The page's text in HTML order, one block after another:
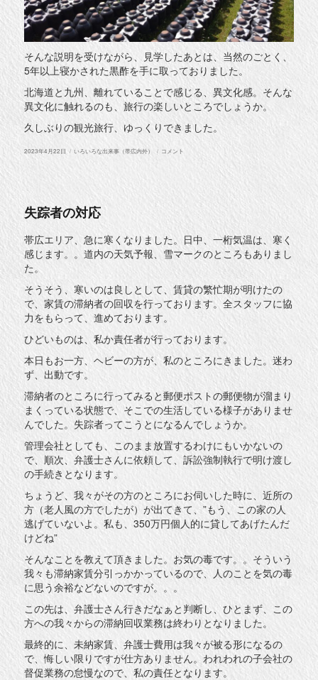
そんな説明を受けながら、見学したあとは、当然のごとく、
5年以上寝かされた黒酢を手に取っておりました。
北海道と九州、離れていることで感じる、異文化感。そんな
異文化に触れるのも、旅行の楽しいところでしょうか。
久しぶりの観光旅行、ゆっくりできました。
投
2023年4月22日
カ
いろいろな出来事（帯広内外）
熊
コメント
失踪者の対応
帯広エリア、急に寒くなりました。日中、一桁気温は、寒く
感じます。。道内の天気予報、雪マークのところもありまし
た。
そうそう、寒いのは良しとして、賃貸の繁忙期が明けたの
で、家賃の滞納者の回収を行っております。全スタッフに協
力をもらって、進めております。
ひどいものは、私か責任者が行っております。
本日もお一方、ヘビーの方が、私のところにきました。迷わ
ず、出動です。
滞納者のところに行ってみると郵便ポストの郵便物が溜まり
まくっている状態で、そこでの生活している様子がありませ
んでした。失踪者ってこうとになるんでしょうか。
管理会社としても、このまま放置するわけにもいかないの
で、順次、弁護士さんに依頼して、訴訟強制執行で明け渡し
の手続きとなります。
ちょうど、我々がその方のところにお伺いした時に、近所の
方（老人風の方でしたが）が出てきて、”もう、この家の人
逃げていないよ。私も、350万円個人的に貸してあげたんだ
けどね”
そんなことを教えて頂きました。お気の毒です。。そういう
我々も滞納家賃分引っかかっているので、人のことを気の毒
に思う余裕などないのですが。。。
この先は、弁護士さん行きだなぁと判断し、ひとまず、この
方への我々からの滞納回収業務は終わりとなりました。
最終的に、未納家賃、弁護士費用は我々が被る形になるの
で、悔しい限りですが仕方ありません。われわれの子会社の
督促業務の怠慢なので、私の責任となります。